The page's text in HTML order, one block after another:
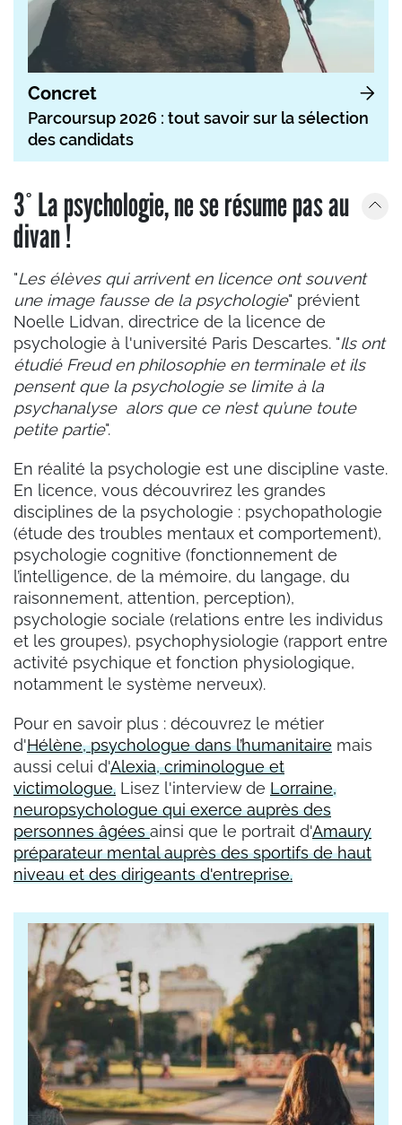
Concret
Parcoursup 2026 : tout savoir sur la sélection
des candidats
3° La psychologie, ne se résume pas au
divan !
"Les élèves qui arrivent en licence ont souvent
une image fausse de la psychologie" prévient
Noelle Lidvan, directrice de la licence de
psychologie à l'université Paris Descartes. "Ils ont
étudié Freud en philosophie en terminale et ils
pensent que la psychologie se limite à la
psychanalyse alors que ce n’est qu’une toute
petite partie".
En réalité la psychologie est une discipline vaste.
En licence, vous découvrirez les grandes
disciplines de la psychologie : psychopathologie
(étude des troubles mentaux et comportement),
psychologie cognitive (fonctionnement de
l’intelligence, de la mémoire, du langage, du
raisonnement, attention, perception),
psychologie sociale (relations entre les individus
et les groupes), psychophysiologie (rapport entre
activité psychique et fonction physiologique,
notamment le système nerveux).
Pour en savoir plus : découvrez le métier
d'Hélène, psychologue dans l’humanitaire mais
aussi celui d'Alexia, criminologue et
victimologue. Lisez l'interview de Lorraine,
neuropsychologue qui exerce auprès des
personnes âgées ainsi que le portrait d'Amaury
préparateur mental auprès des sportifs de haut
niveau et des dirigeants d'entreprise.